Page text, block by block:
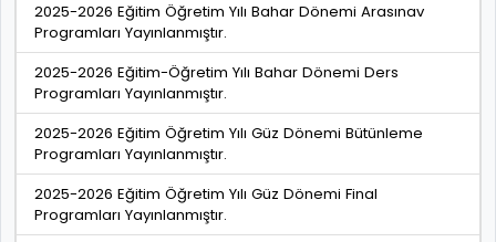
2025-2026 Eğitim Öğretim Yılı Bahar Dönemi Arasınav
Programları Yayınlanmıştır.
2025-2026 Eğitim-Öğretim Yılı Bahar Dönemi Ders
Programları Yayınlanmıştır.
2025-2026 Eğitim Öğretim Yılı Güz Dönemi Bütünleme
Programları Yayınlanmıştır.
2025-2026 Eğitim Öğretim Yılı Güz Dönemi Final
Programları Yayınlanmıştır.